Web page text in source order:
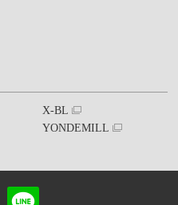
X-BL
YONDEMILL